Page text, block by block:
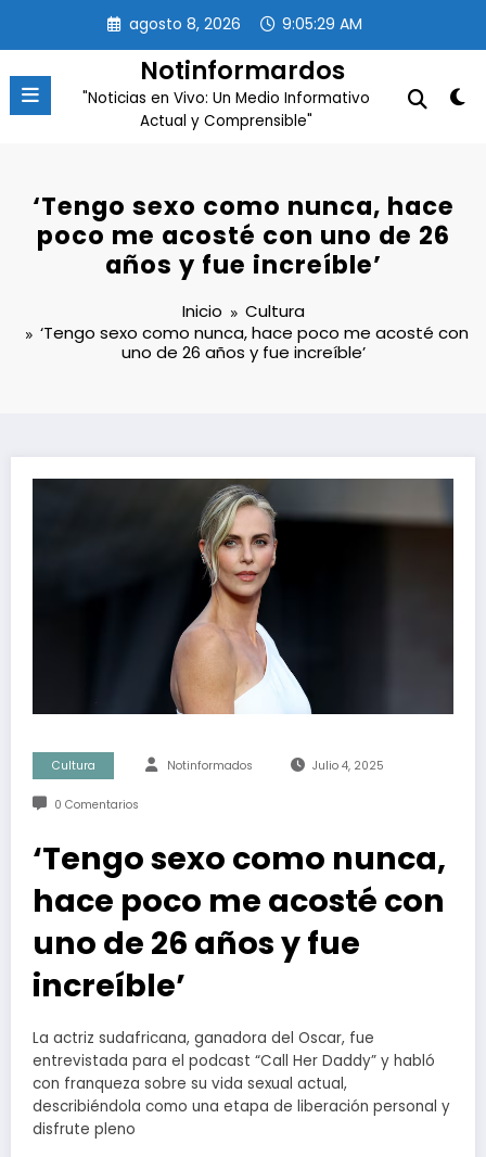
contenido
agosto 8, 2026 9:05:30 AM
Notinformardos
"Noticias en Vivo: Un Medio Informativo
Actual y Comprensible"
‘Tengo sexo como nunca, hace
poco me acosté con uno de 26
años y fue increíble’
Inicio
Cultura
‘Tengo sexo como nunca, hace poco me acosté con
uno de 26 años y fue increíble’
Cultura Notinformados Julio 4, 2025
0 Comentarios
‘Tengo sexo como nunca,
hace poco me acosté con
uno de 26 años y fue
increíble’
La actriz sudafricana, ganadora del Oscar, fue
entrevistada para el podcast “Call Her Daddy” y habló
con franqueza sobre su vida sexual actual,
describiéndola como una etapa de liberación personal y
disfrute pleno